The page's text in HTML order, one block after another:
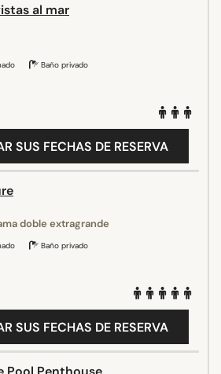
al mar
Baño privado
SUS FECHAS DE RESERVA
doble extragrande
Baño privado
SUS FECHAS DE RESERVA